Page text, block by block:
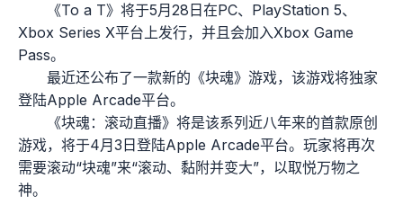
《To a T》将于5月28日在PC、PlayStation 5、
Xbox Series X平台上发行，并且会加入Xbox Game
Pass。
最近还公布了一款新的《块魂》游戏，该游戏将独家
登陆Apple Arcade平台。
《块魂：滚动直播》将是该系列近八年来的首款原创
游戏，将于4月3日登陆Apple Arcade平台。玩家将再次
需要滚动“块魂”来“滚动、黏附并变大”，以取悦万物之
神。